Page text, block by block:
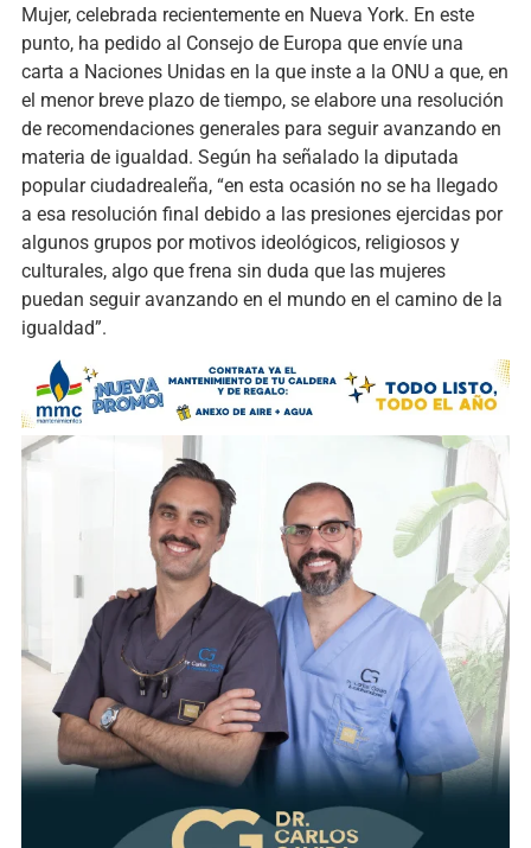
Mujer, celebrada recientemente en Nueva York. En este
punto, ha pedido al Consejo de Europa que envíe una
carta a Naciones Unidas en la que inste a la ONU a que, en
el menor breve plazo de tiempo, se elabore una resolución
de recomendaciones generales para seguir avanzando en
materia de igualdad. Según ha señalado la diputada
popular ciudadrealeña, “en esta ocasión no se ha llegado
a esa resolución final debido a las presiones ejercidas por
algunos grupos por motivos ideológicos, religiosos y
culturales, algo que frena sin duda que las mujeres
puedan seguir avanzando en el mundo en el camino de la
igualdad”.